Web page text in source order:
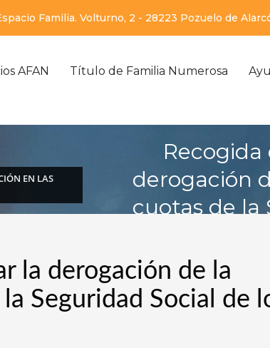
Familia. Volturno, 2 - 28223 Pozuelo de
AFAN Título de Familia Numerosa
EN LAS
derogación
cuotas de la
la derogación de la
Seguridad Social de